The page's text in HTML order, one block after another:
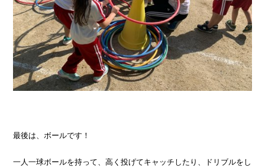
最後は、ボールです！
一人一球ボールを持って、高く投げてキャッチしたり、ドリブルをし